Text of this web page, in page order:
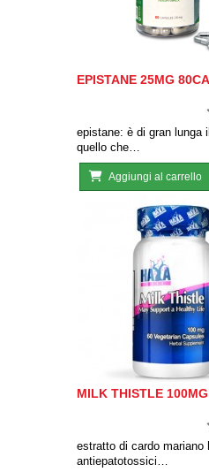
EPISTANE 25MG
epistane: è di gran lunga
quello che…
Aggiungi al carrello
MILK THISTLE
estratto di cardo
antiepatotossici…